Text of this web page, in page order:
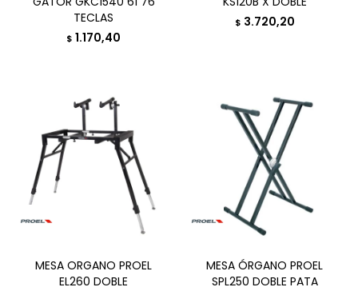
TECLAS
$ 1.170,40
$ 3.720,20
MESA ORGANO PROEL
EL260 DOBLE
MESA ÓRGANO PROEL
SPL250 DOBLE PATA